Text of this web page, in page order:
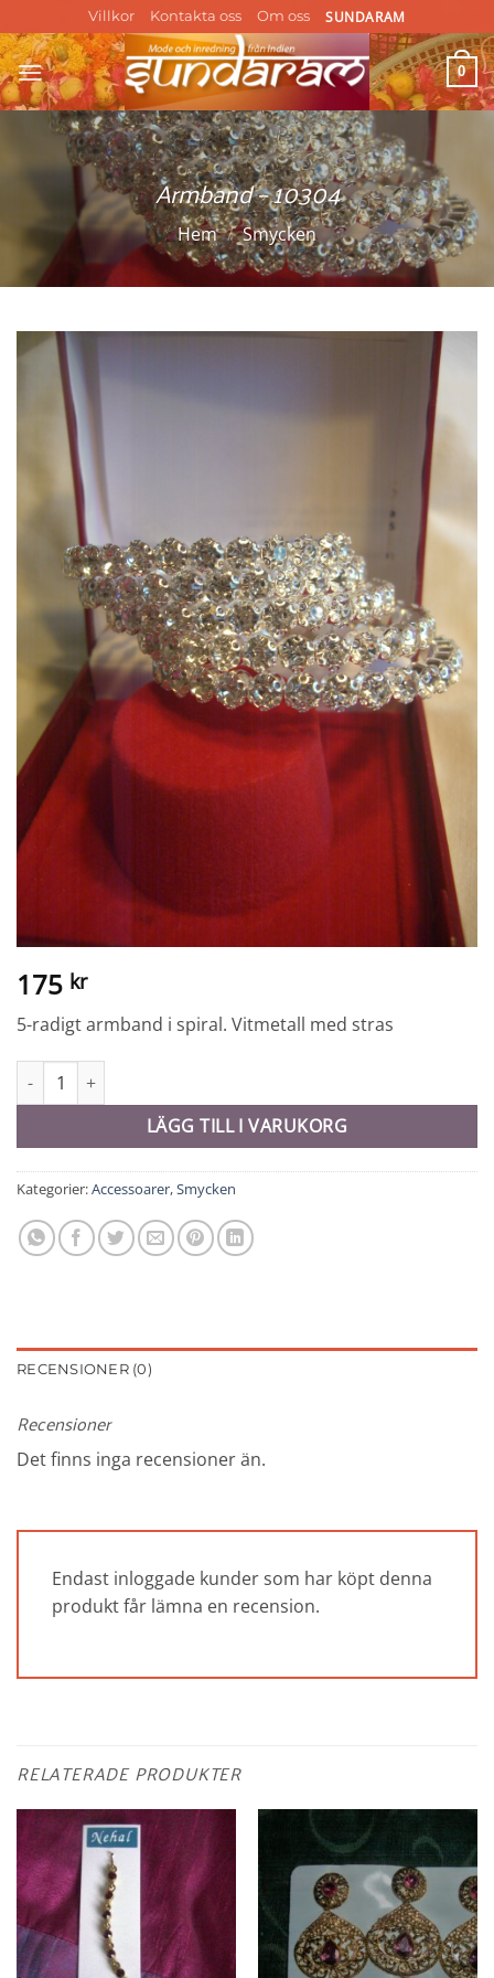
to
content
Villkor Kontakta oss Om oss SUNDARAM
0
Armband – 10304
Hem / Smycken
175 kr
5-radigt armband i spiral. Vitmetall med stras
Armband - 10304 mängd
LÄGG TILL I VARUKORG
Kategorier:Accessoarer,Smycken
RECENSIONER (0)
Recensioner
Det finns inga recensioner än.
Endast inloggade kunder som har köpt denna
produkt får lämna en recension.
RELATERADE PRODUKTER